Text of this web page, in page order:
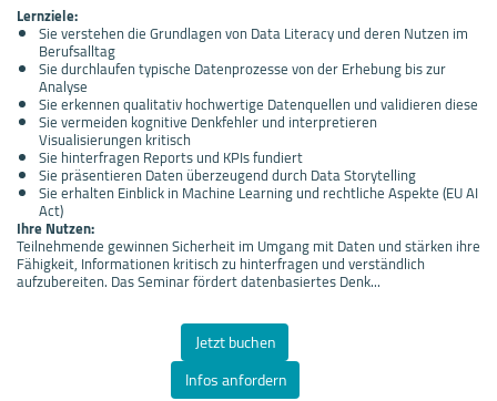
Lernziele:
Sie verstehen die Grundlagen von Data Literacy und deren Nutzen im
Berufsalltag
Sie durchlaufen typische Datenprozesse von der Erhebung bis zur
Analyse
Sie erkennen qualitativ hochwertige Datenquellen und validieren diese
Sie vermeiden kognitive Denkfehler und interpretieren
Visualisierungen kritisch
Sie hinterfragen Reports und KPIs fundiert
Sie präsentieren Daten überzeugend durch Data Storytelling
Sie erhalten Einblick in Machine Learning und rechtliche Aspekte (EU AI
Act)
Ihre Nutzen:
Teilnehmende gewinnen Sicherheit im Umgang mit Daten und stärken ihre
Fähigkeit, Informationen kritisch zu hinterfragen und verständlich
aufzubereiten. Das Seminar fördert datenbasiertes Denk...
Jetzt buchen
Infos anfordern